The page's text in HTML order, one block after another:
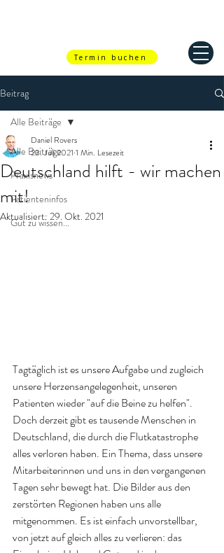
Termin buchen
Beitrag
Alle Beiträge
Praxisnews
Patienteninfos
Gut zu wissen...
Alle Beiträge
Deutschland hilft - wir machen
mit!
Daniel Rovers
23. Juli 2021 1 Min. Lesezeit
Aktualisiert: 29. Okt. 2021
Tagtäglich ist es unsere Aufgabe und zugleich
unsere Herzensangelegenheit, unseren
Patienten wieder "auf die Beine zu helfen".
Doch derzeit gibt es tausende Menschen in
Deutschland, die durch die Flutkatastrophe
alles verloren haben. Ein Thema, dass unsere
Mitarbeiterinnen und uns in den vergangenen
Tagen sehr bewegt hat. Die Bilder aus den
zerstörten Regionen haben uns alle
mitgenommen. Es ist einfach unvorstellbar,
von jetzt auf gleich alles zu verlieren: das